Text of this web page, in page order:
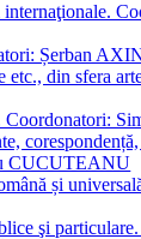
Șerban
din sfera
CUCUTEANU
și
şi